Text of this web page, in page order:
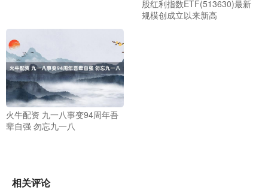
股红利指数ETF(513630)最新
规模创成立以来新高
火牛配资 九一八事变94周年吾
辈自强 勿忘九一八
相关评论